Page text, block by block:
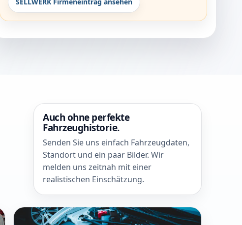
Auch ohne perfekte
Fahrzeughistorie.
Senden Sie uns einfach Fahrzeugdaten,
Standort und ein paar Bilder. Wir
melden uns zeitnah mit einer
realistischen Einschätzung.